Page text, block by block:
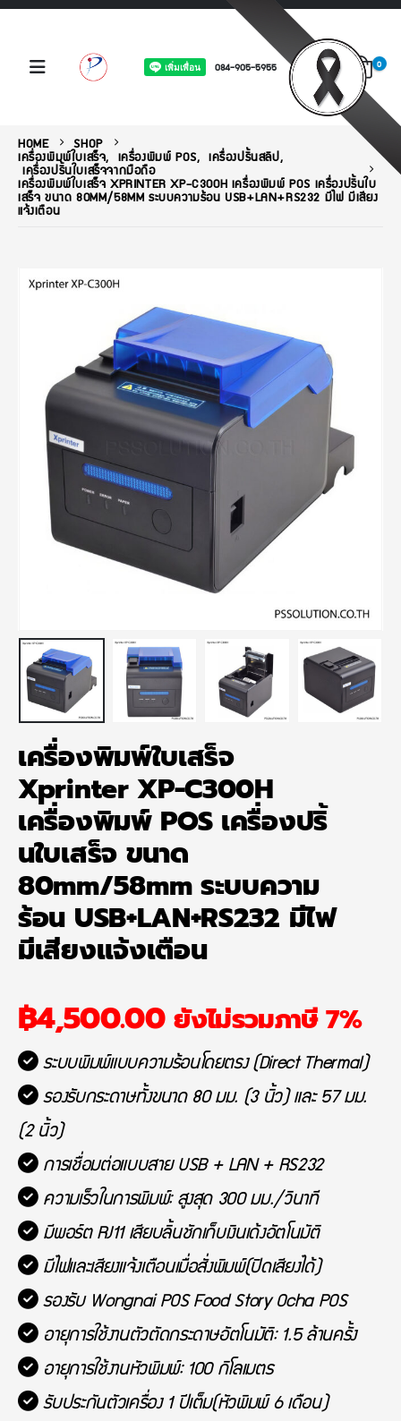
084-905-5955 0
HOME SHOP
เครื่องพิมพ์ใบเสร็จ, เครื่องพิมพ์ POS, เครื่องปริ้นสลิป,
เครื่องปริ้นใบเสร็จจากมือถือ
เครื่องพิมพ์ใบเสร็จ XPRINTER XP-C300H เครื่องพิมพ์ POS เครื่องปริ้นใบ
เสร็จ ขนาด 80MM/58MM ระบบความร้อน USB+LAN+RS232 มีไฟ มีเสียง
แจ้งเตือน
เครื่องพิมพ์ใบเสร็จ
Xprinter XP-C300H
เครื่องพิมพ์ POS เครื่องปริ้
นใบเสร็จ ขนาด
80mm/58mm ระบบความ
ร้อน USB+LAN+RS232 มีไฟ
มีเสียงแจ้งเตือน
฿4,500.00 ยังไม่รวมภาษี 7%
ระบบพิมพ์แบบความร้อนโดยตรง (Direct Thermal)
รองรับกระดาษทั้งขนาด 80 มม. (3 นิ้ว) และ 57 มม.
(2 นิ้ว)
การเชื่อมต่อแบบสาย USB + LAN + RS232
ความเร็วในการพิมพ์: สูงสุด 300 มม./วินาที
มีพอร์ต RJ11 เสียบลิ้นชักเก็บเงินเด้งอัตโนมัติ
มีไฟและเสียงแจ้งเตือนเมื่อสั่งพิมพ์(ปิดเสียงได้)
รองรับ Wongnai POS Food Story Ocha POS
อายุการใช้งานตัวตัดกระดาษอัตโนมัติ: 1.5 ล้านครั้ง
อายุการใช้งานหัวพิมพ์: 100 กิโลเมตร
รับประกันตัวเครื่อง 1 ปีเต็ม(หัวพิมพ์ 6 เดือน)